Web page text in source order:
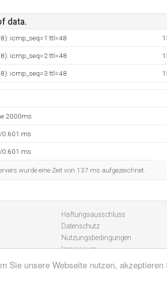
Sie unsere Webseite nutzen, akzeptieren
data.
icmp_seq=1 ttl=48
icmp_seq=2 ttl=48
icmp_seq=3 ttl=48
2000ms
ms
ms
wurde eine Zeit von 137 ms aufgezeichnet.
Haftungsausschluss
Datenschutz
Nutzungsbedingungen
Impressum